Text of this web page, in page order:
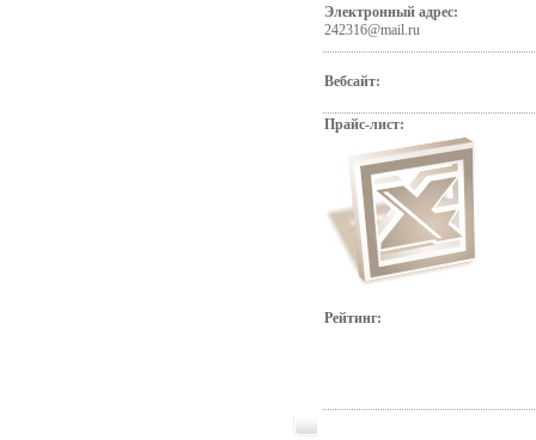
Электронный адрес:
242316@mail.ru
Вебсайт:
Прайс-лист:
Рейтинг: